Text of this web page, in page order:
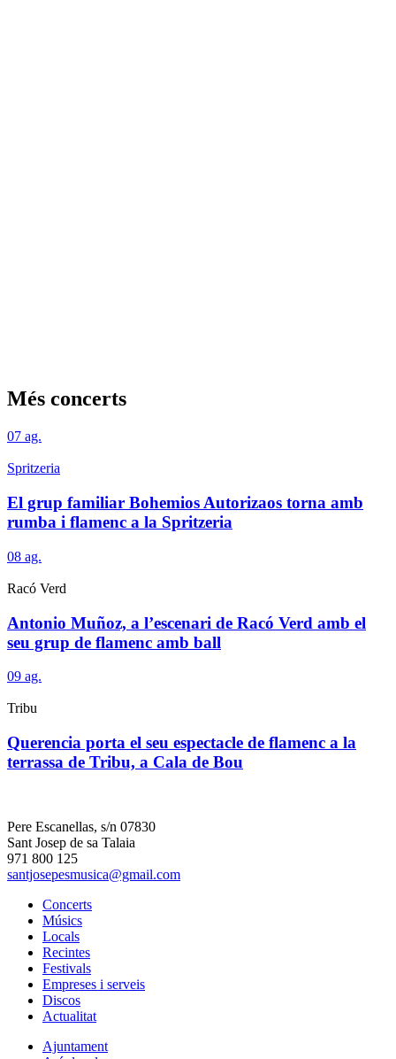
Més concerts
07 ag.
Spritzeria
El grup familiar Bohemios Autorizaos torna amb
rumba i flamenc a la Spritzeria
08 ag.
Racó Verd
Antonio Muñoz, a l’escenari de Racó Verd amb el
seu grup de flamenc amb ball
09 ag.
Tribu
Querencia porta el seu espectacle de flamenc a la
terrassa de Tribu, a Cala de Bou
Pere Escanellas, s/n 07830
Sant Josep de sa Talaia
971 800 125
santjosepesmusica@gmail.com
Concerts
Músics
Locals
Recintes
Festivals
Empreses i serveis
Discos
Actualitat
Ajuntament